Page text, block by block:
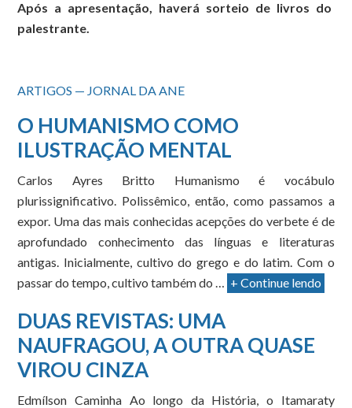
Após a apresentação, haverá sorteio de livros do
palestrante.
ARTIGOS — JORNAL DA ANE
O HUMANISMO COMO
ILUSTRAÇÃO MENTAL
Carlos Ayres Britto Humanismo é vocábulo
plurissignificativo. Polissêmico, então, como passamos a
expor. Uma das mais conhecidas acepções do verbete é de
aprofundado conhecimento das línguas e literaturas
antigas. Inicialmente, cultivo do grego e do latim. Com o
passar do tempo, cultivo também do …
+ Continue lendo
DUAS REVISTAS: UMA
NAUFRAGOU, A OUTRA QUASE
VIROU CINZA
Edmílson Caminha Ao longo da História, o Itamaraty